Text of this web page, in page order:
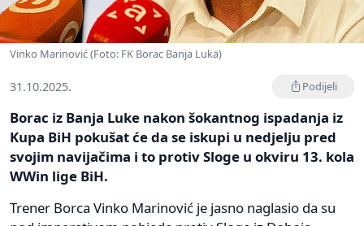
Vinko Marinović (Foto: FK Borac Banja Luka)
31.10.2025. Podijeli
Borac iz Banja Luke nakon šokantnog ispadanja iz
Kupa BiH pokušat će da se iskupi u nedjelju pred
svojim navijačima i to protiv Sloge u okviru 13. kola
WWin lige BiH.
Trener Borca Vinko Marinović je jasno naglasio da su